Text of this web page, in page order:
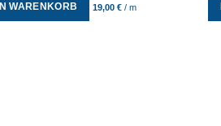
WARENKORB 19,00€ /m